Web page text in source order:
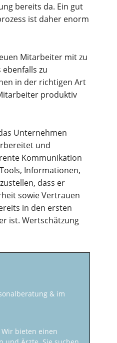
bereits da. Ein gut
ist daher enorm
Mitarbeiter mit zu
zu
in der richtigen Art
produktiv
Unternehmen
und
Kommunikation
Informationen,
dass er
sowie Vertrauen
in den ersten
ist. Wertschätzung
& im
bieten einen